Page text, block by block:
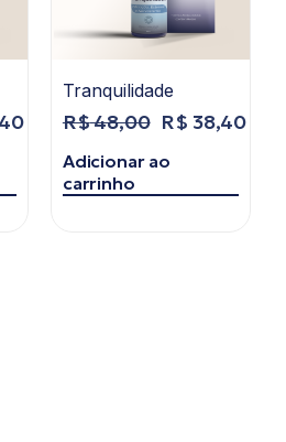
Tranquilidade
R$48,00 R$ 38,40
Adicionar ao
carrinho